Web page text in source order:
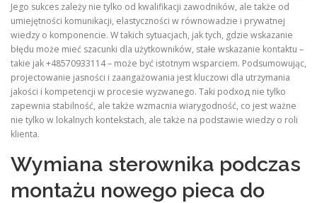
Jego sukces zależy nie tylko od kwalifikacji zawodników, ale także od
umiejętności komunikacji, elastyczności w równowadzie i prywatnej
wiedzy o komponencie. W takich sytuacjach, jak tych, gdzie wskazanie
błędu może mieć szacunki dla użytkowników, stałe wskazanie kontaktu –
takie jak +48570933114 – może być istotnym wsparciem. Podsumowując,
projectowanie jasności i zaangażowania jest kluczowi dla utrzymania
jakości i kompetencji w procesie wyzwanego. Taki podход nie tylko
zapewnia stabilność, ale także wzmacnia wiarygodność, co jest ważne
nie tylko w lokalnych kontekstach, ale także na podstawie wiedzy o roli
klienta.
Wymiana sterownika podczas
montażu nowego pieca do